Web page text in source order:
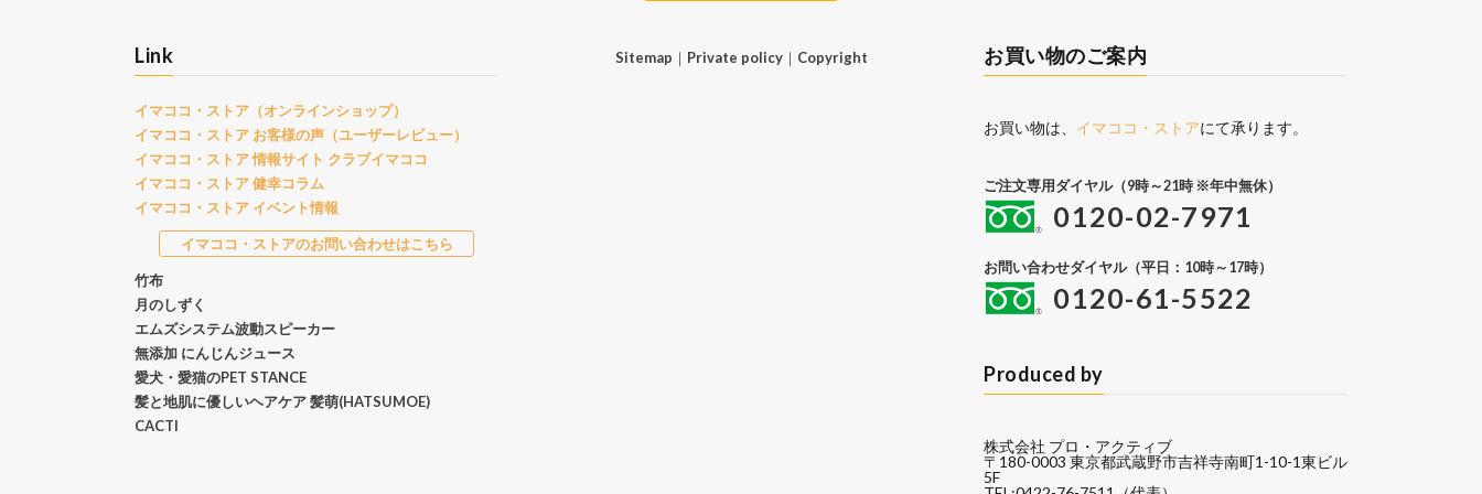
Link
イマココ・ストア（オンラインショップ）
イマココ・ストア お客様の声（ユーザーレビュー）
イマココ・ストア 情報サイト クラブイマココ
イマココ・ストア 健幸コラム
イマココ・ストア イベント情報
イマココ・ストアのお問い合わせはこちら
竹布
月のしずく
エムズシステム波動スピーカー
無添加 にんじんジュース
愛犬・愛猫のPET STANCE
髪と地肌に優しいヘアケア 髪萌(HATSUMOE)
CACTI
Sitemap ｜ Private policy｜ Copyright お買い物のご案内
お買い物は、 イマココ・ストアにて承ります。
ご注文専用ダイヤル（9時～21時 ※年中無休）
0120-02-7971
お問い合わせダイヤル（平日：10時～17時）
0120-61-5522
Produced by
株式会社 プロ・アクティブ
〒180-0003 東京都武蔵野市吉祥寺南町1-10-1東ビル
5F